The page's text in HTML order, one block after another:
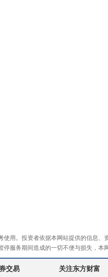
用。投资者依据本网站提供的信息
服务期间造成的一切不便与损失，本
交易 关注东方财富